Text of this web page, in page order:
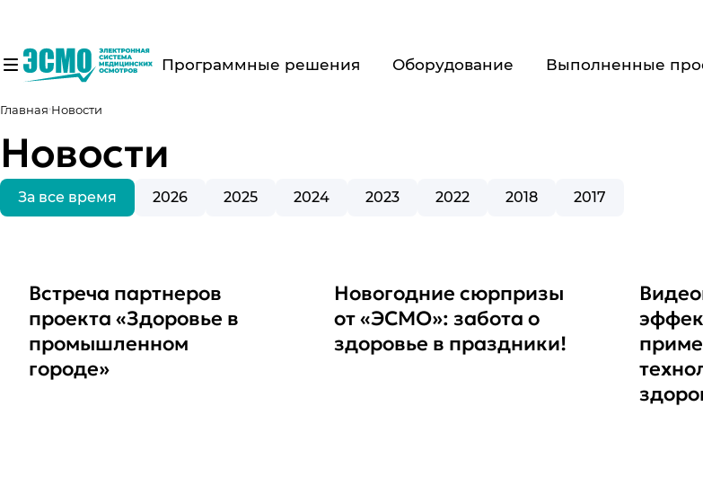
Программные решения Оборудование Выполненные
Главная Новости
Новости
За все время 2026 2025 2024 2023 2022 2018 2017
Встреча партнеров
проекта «Здоровье в
промышленном
городе»
Новогодние сюрпризы
от «ЭСМО»: забота о
здоровье в праздники!